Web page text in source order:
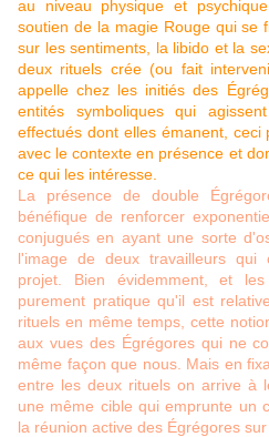
au niveau physique et
soutien de la magie Rouge qui se
sur les sentiments, la libido et la
deux rituels crée (ou fait
appelle chez les initiés des
entités symboliques qui
effectués dont elles émanent, ceci
avec le contexte en présence et
ce qui les intéresse.
La présence de double
bénéfique de renforcer
conjugués en ayant une sorte
l'image de deux travailleurs qui
projet. Bien évidemment, et
purement pratique qu'il est
rituels en même temps, cette
aux vues des Égrégores qui ne
même façon que nous. Mais en
entre les deux rituels on arrive à
une même cible qui emprunte un
la réunion active des Égrégores